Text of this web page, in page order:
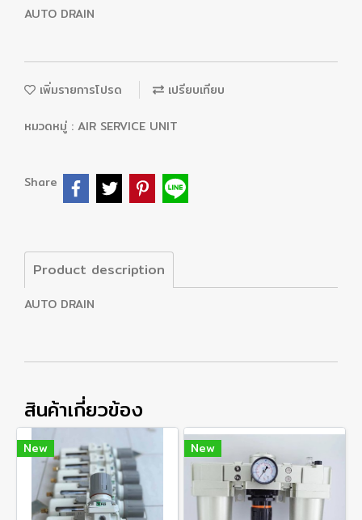
AUTO DRAIN
เพิ่มรายการโปรด เปรียบเทียบ
หมวดหมู่ : AIR SERVICE UNIT
Share
Product description
AUTO DRAIN
สินค้าเกี่ยวข้อง
New New